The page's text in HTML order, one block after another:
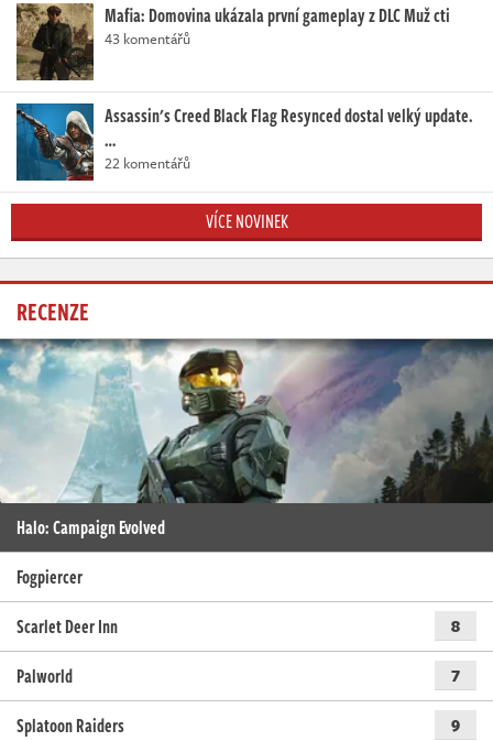
Mafia: Domovina ukázala první gameplay z DLC Muž cti
43 komentářů
Assassin's Creed Black Flag Resynced dostal velký update.
…
22 komentářů
VÍCE NOVINEK
RECENZE
Halo: Campaign Evolved
Fogpiercer
Scarlet Deer Inn
8
Palworld 7
Splatoon Raiders 9